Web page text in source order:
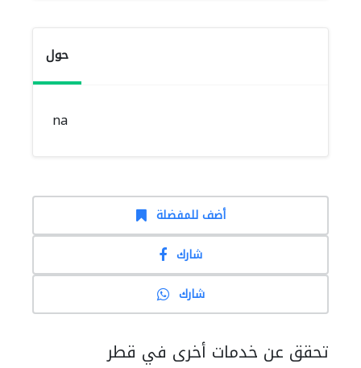
حول
na
أضف للمفضلة
شارك
شارك
تحقق عن خدمات أخرى في قطر